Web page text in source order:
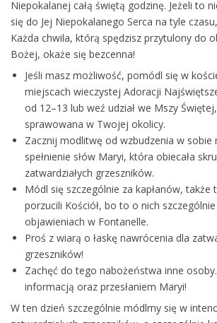
Niepokalanej całą świętą godzinę. Jeżeli to
się do Jej Niepokalanego Serca na tyle
Każda chwila, którą spędzisz przytulony do
Bożej, okaże się bezcenna!
Jeśli masz możliwość, pomódl się w
miejscach wieczystej Adoracji
od 12–13 lub weź udział we Mszy
sprawowana w Twojej okolicy.
Zacznij modlitwę od wzbudzenia w sobie
spełnienie słów Maryi, która obiecała
zatwardziałych grzeszników.
Módl się szczególnie za kapłanów, także
porzucili Kościół, bo to o nich
objawieniach w Fontanelle.
Proś z wiarą o łaskę nawrócenia dla
grzeszników!
Zachęć do tego nabożeństwa inne
informacją oraz przesłaniem Maryi!
W ten dzień szczególnie módlmy się w